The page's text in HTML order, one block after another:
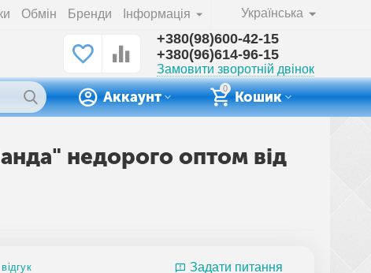
Українська
Обмін Бренди Інформація
+380(98)600-42-15
+380(96)614-96-15
Замовити зворотній двінок
0
Кошик
Аккаунт
недорого оптом від
Задати питання